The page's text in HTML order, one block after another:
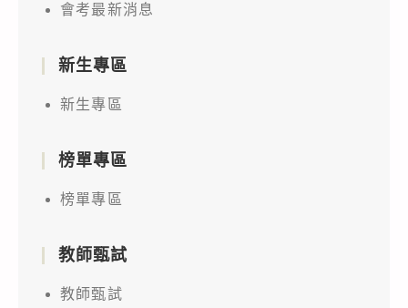
會考最新消息
新生專區
新生專區
榜單專區
榜單專區
教師甄試
教師甄試